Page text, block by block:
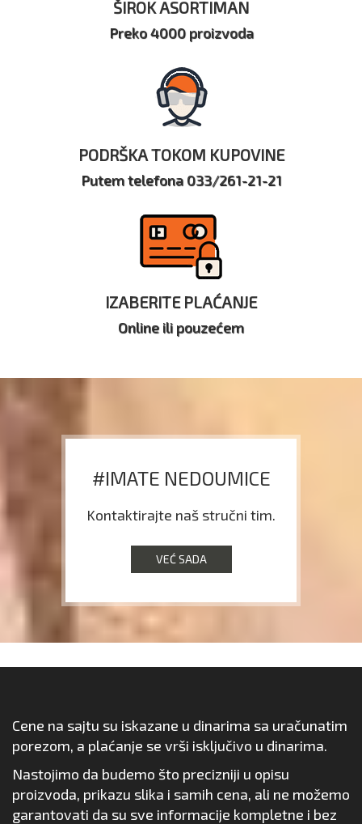
ŠIROK ASORTIMAN
Preko 4000 proizvoda
PODRŠKA TOKOM KUPOVINE
Putem telefona 033/261-21-21
IZABERITE PLAĆANJE
Online ili pouzećem
#IMATE NEDOUMICE
Kontaktirajte naš stručni tim.
VEĆ SADA
Cene na sajtu su iskazane u dinarima sa uračunatim
porezom, a plaćanje se vrši isključivo u dinarima.
Nastojimo da budemo što precizniji u opisu
proizvoda, prikazu slika i samih cena, ali ne možemo
garantovati da su sve informacije kompletne i bez